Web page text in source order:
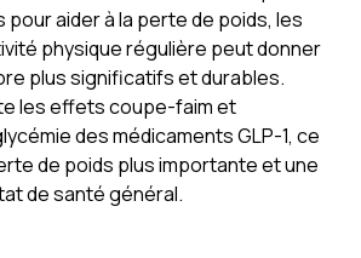
aider à la perte de poids, les
physique régulière peut donner
plus significatifs et durables.
les effets coupe-faim et
des médicaments GLP-1, ce
de poids plus importante et une
de santé général.